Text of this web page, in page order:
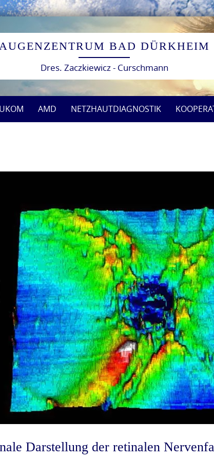
to
content
BAD DÜRKHEIM
Dres. Zaczkiewicz - Curschmann
AMD NETZHAUTDIAGNOSTIK
Darstellung der retinalen